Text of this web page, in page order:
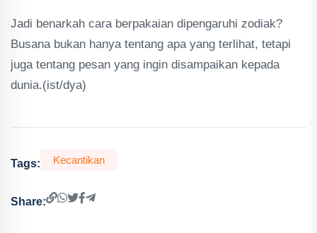
Jadi benarkah cara berpakaian dipengaruhi zodiak?
Busana bukan hanya tentang apa yang terlihat, tetapi
juga tentang pesan yang ingin disampaikan kepada
dunia.(ist/dya)
Tags: Kecantikan
Share: